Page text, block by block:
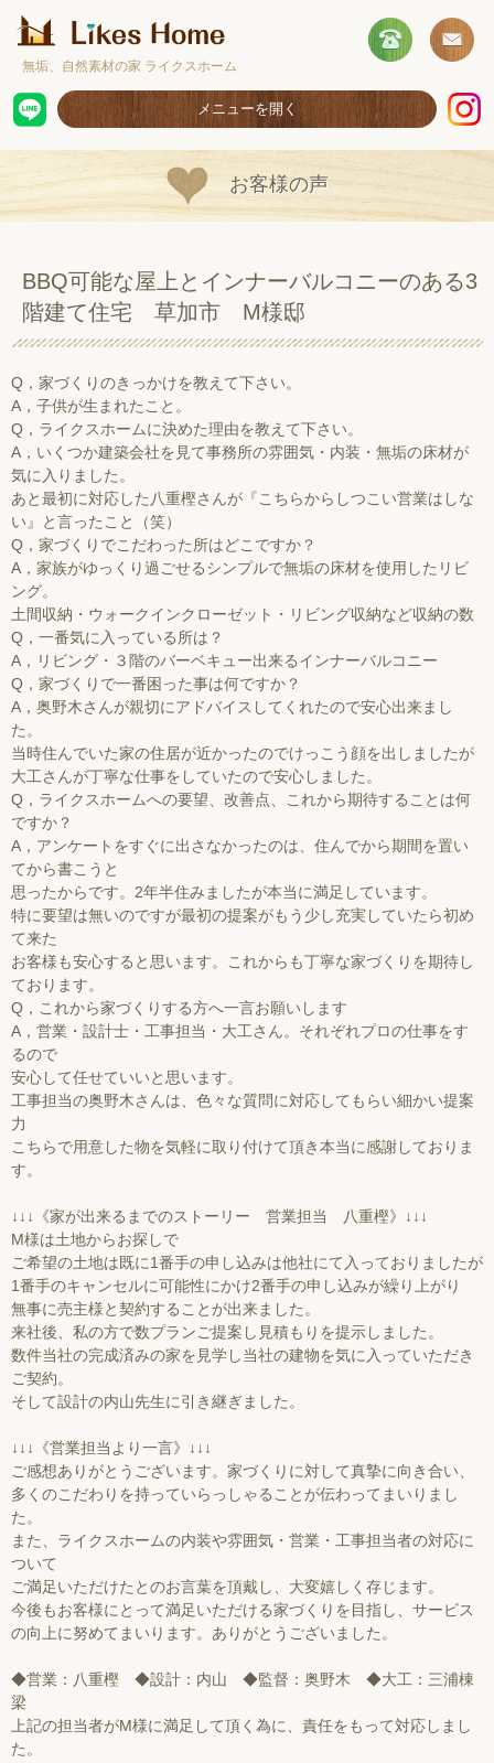
無垢、自然素材の家 ライクスホーム
メニューを開く
ホーム
コンセプト
取扱商品
お客様の声
ショールームのご案内
採用情報
お客様の声
BBQ可能な屋上とインナーバルコニーのある3
階建て住宅 草加市 M様邸
Q，家づくりのきっかけを教えて下さい。
A，子供が生まれたこと。
Q，ライクスホームに決めた理由を教えて下さい。
A，いくつか建築会社を見て事務所の雰囲気・内装・無垢の床材が
気に入りました。
あと最初に対応した八重樫さんが『こちらからしつこい営業はしな
い』と言ったこと（笑）
Q，家づくりでこだわった所はどこですか？
A，家族がゆっくり過ごせるシンプルで無垢の床材を使用したリビ
ング。
土間収納・ウォークインクローゼット・リビング収納など収納の数
Q，一番気に入っている所は？
A，リビング・３階のバーベキュー出来るインナーバルコニー
Q，家づくりで一番困った事は何ですか？
A，奥野木さんが親切にアドバイスしてくれたので安心出来まし
た。
当時住んでいた家の住居が近かったのでけっこう顔を出しましたが
大工さんが丁寧な仕事をしていたので安心しました。
Q，ライクスホームへの要望、改善点、これから期待することは何
ですか？
A，アンケートをすぐに出さなかったのは、住んでから期間を置い
てから書こうと
思ったからです。2年半住みましたが本当に満足しています。
特に要望は無いのですが最初の提案がもう少し充実していたら初め
て来た
お客様も安心すると思います。これからも丁寧な家づくりを期待し
ております。
Q，これから家づくりする方へ一言お願いします
A，営業・設計士・工事担当・大工さん。それぞれプロの仕事をす
るので
安心して任せていいと思います。
工事担当の奥野木さんは、色々な質問に対応してもらい細かい提案
力
こちらで用意した物を気軽に取り付けて頂き本当に感謝しておりま
す。
↓↓↓《家が出来るまでのストーリー 営業担当 八重樫》↓↓↓
M様は土地からお探しで
ご希望の土地は既に1番手の申し込みは他社にて入っておりましたが
1番手のキャンセルに可能性にかけ2番手の申し込みが繰り上がり
無事に売主様と契約することが出来ました。
来社後、私の方で数プランご提案し見積もりを提示しました。
数件当社の完成済みの家を見学し当社の建物を気に入っていただき
ご契約。
そして設計の内山先生に引き継ぎました。
↓↓↓《営業担当より一言》↓↓↓
ご感想ありがとうございます。家づくりに対して真摯に向き合い、
多くのこだわりを持っていらっしゃることが伝わってまいりまし
た。
また、ライクスホームの内装や雰囲気・営業・工事担当者の対応に
ついて
ご満足いただけたとのお言葉を頂戴し、大変嬉しく存じます。
今後もお客様にとって満足いただける家づくりを目指し、サービス
の向上に努めてまいります。ありがとうございました。
◆営業：八重樫 ◆設計：内山 ◆監督：奥野木 ◆大工：三浦棟
梁
上記の担当者がM様に満足して頂く為に、責任をもって対応しまし
た。